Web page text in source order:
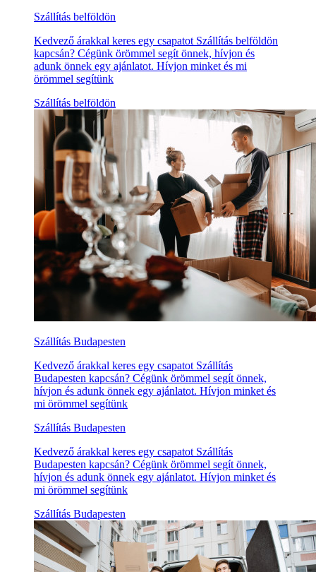
Szállítás belföldön
Kedvező árakkal keres egy csapatot Szállítás belföldön
kapcsán? Cégünk örömmel segít önnek, hívjon és
adunk önnek egy ajánlatot. Hívjon minket és mi
örömmel segítünk
Szállítás belföldön
Szállítás Budapesten
Kedvező árakkal keres egy csapatot Szállítás
Budapesten kapcsán? Cégünk örömmel segít önnek,
hívjon és adunk önnek egy ajánlatot. Hívjon minket és
mi örömmel segítünk
Szállítás Budapesten
Kedvező árakkal keres egy csapatot Szállítás
Budapesten kapcsán? Cégünk örömmel segít önnek,
hívjon és adunk önnek egy ajánlatot. Hívjon minket és
mi örömmel segítünk
Szállítás Budapesten